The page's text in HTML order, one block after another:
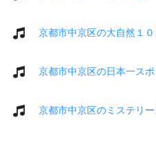
京都市中京区の大自然１
京都市中京区の日本一スポ
京都市中京区のミステリー